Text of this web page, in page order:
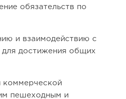
обязательств по
и взаимодействию с
достижения общих
коммерческой
пешеходным и